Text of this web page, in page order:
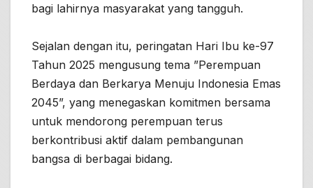
bagi lahirnya masyarakat yang tangguh.
Sejalan dengan itu, peringatan Hari Ibu ke-97
Tahun 2025 mengusung tema ”Perempuan
Berdaya dan Berkarya Menuju Indonesia Emas
2045”, yang menegaskan komitmen bersama
untuk mendorong perempuan terus
berkontribusi aktif dalam pembangunan
bangsa di berbagai bidang.